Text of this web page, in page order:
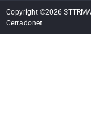
Copyright ©2026
Cerradonet